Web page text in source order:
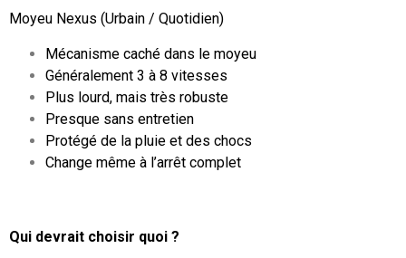
Moyeu Nexus (Urbain / Quotidien)
Mécanisme caché dans le moyeu
Généralement 3 à 8 vitesses
Plus lourd, mais très robuste
Presque sans entretien
Protégé de la pluie et des chocs
Change même à l’arrêt complet
Qui devrait choisir quoi ?